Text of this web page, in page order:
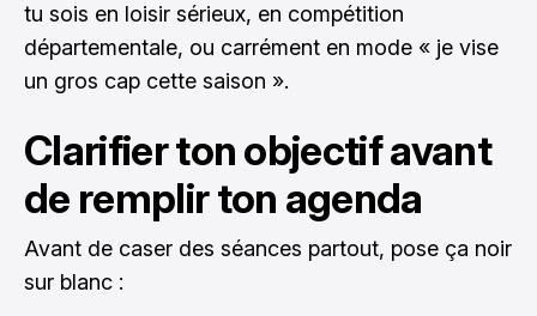
tu sois en loisir sérieux, en compétition
départementale, ou carrément en mode « je vise
un gros cap cette saison ».
Clarifier ton objectif avant
de remplir ton agenda
Avant de caser des séances partout, pose ça noir
sur blanc :